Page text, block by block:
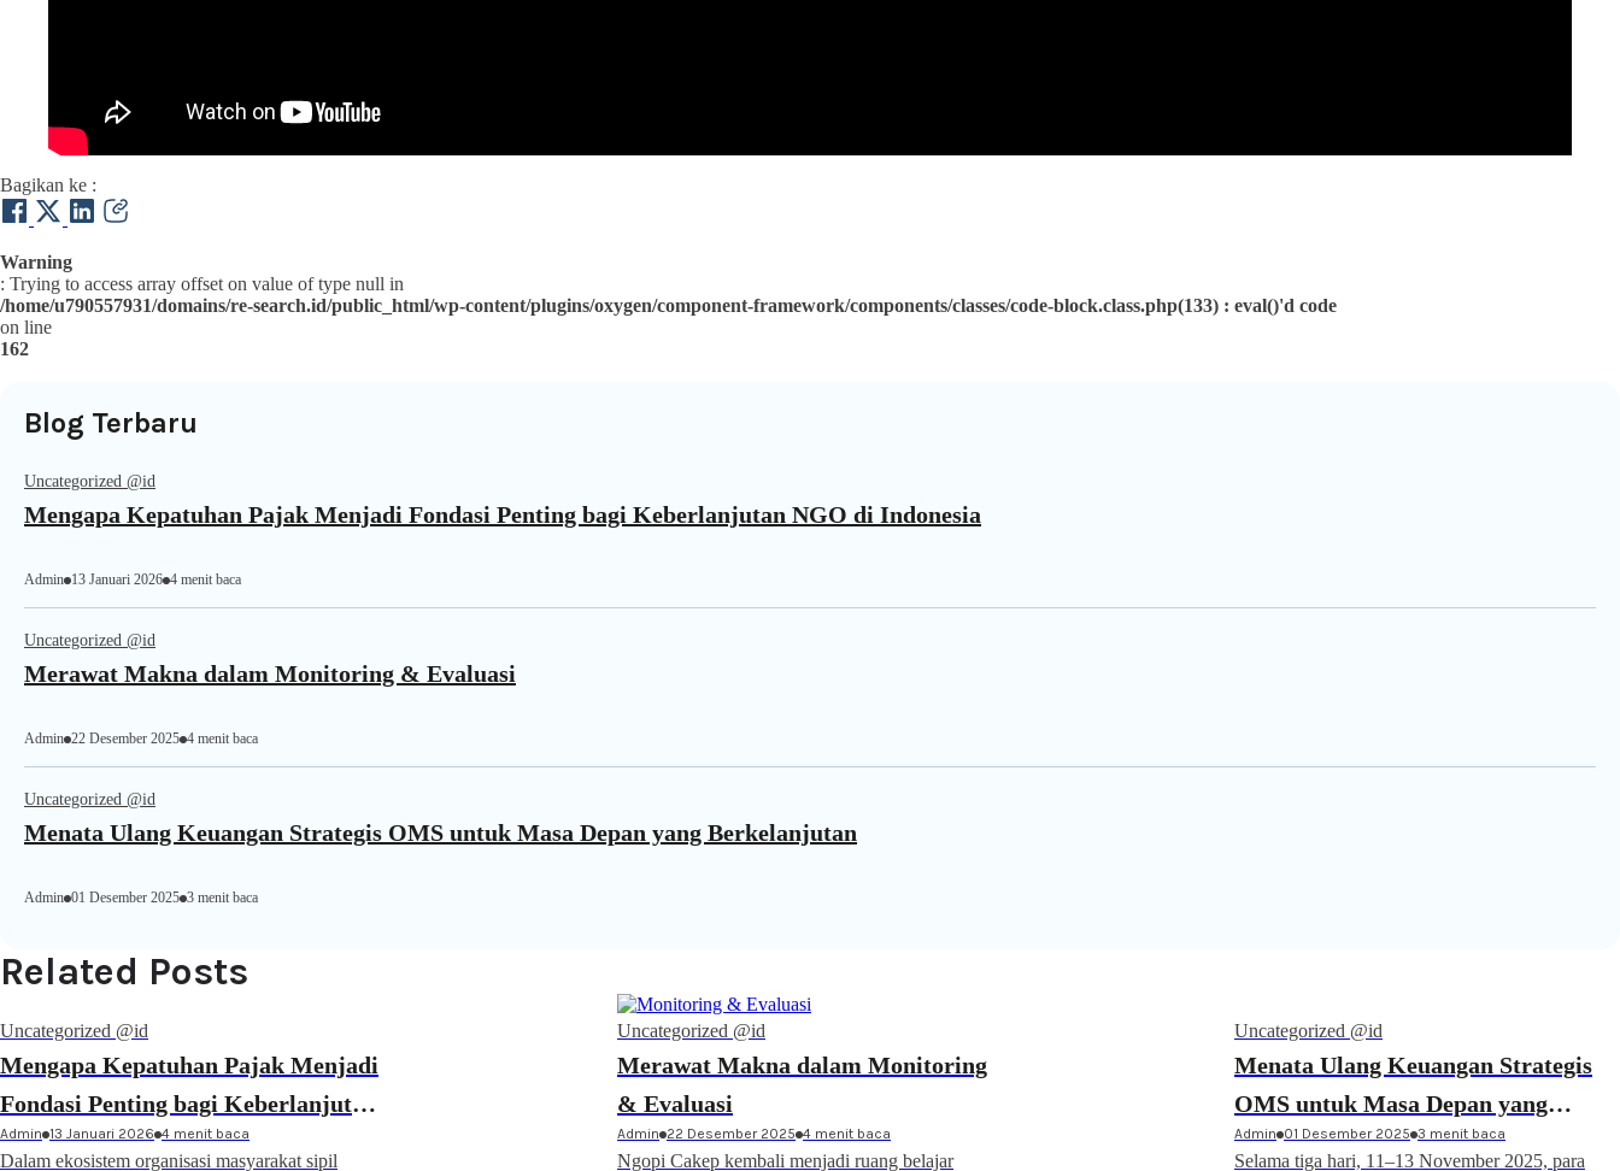
Bagikan ke :
Warning
: Trying to access array offset on value of type null in
/home/u790557931/domains/re-search.id/public_html/wp-content/plugins/oxygen/component-framework/components/classes/code-block.class.php(133) : eval()'d code
on line
162
Blog Terbaru
Uncategorized @id
Mengapa Kepatuhan Pajak Menjadi Fondasi Penting bagi Keberlanjutan NGO di Indonesia
Admin 13 Januari 2026 4 menit baca
Uncategorized @id
Merawat Makna dalam Monitoring & Evaluasi
Admin 22 Desember 2025 4 menit baca
Uncategorized @id
Menata Ulang Keuangan Strategis OMS untuk Masa Depan yang Berkelanjutan
Admin 01 Desember 2025 3 menit baca
Related Posts
Uncategorized @id
Mengapa Kepatuhan Pajak Menjadi
Fondasi Penting bagi Keberlanjutan
NGO di Indonesia
Admin 13 Januari 2026 4 menit baca
Dalam ekosistem organisasi masyarakat sipil
Uncategorized @id
Merawat Makna dalam Monitoring
& Evaluasi
Admin 22 Desember 2025 4 menit baca
Ngopi Cakep kembali menjadi ruang belajar
Uncategorized @id
Menata Ulang Keuangan Strategis
OMS untuk Masa Depan yang
Berkelanjutan
Admin 01 Desember 2025 3 menit baca
Selama tiga hari, 11–13 November 2025, para